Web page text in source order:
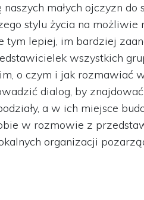
małych ojczyzn
stylu życia na możliwie
tym lepiej, im bardziej
wszystkich
o czym i jak rozmawiać
dialog, by
a w ich miejsce
w rozmowie z
organizacji